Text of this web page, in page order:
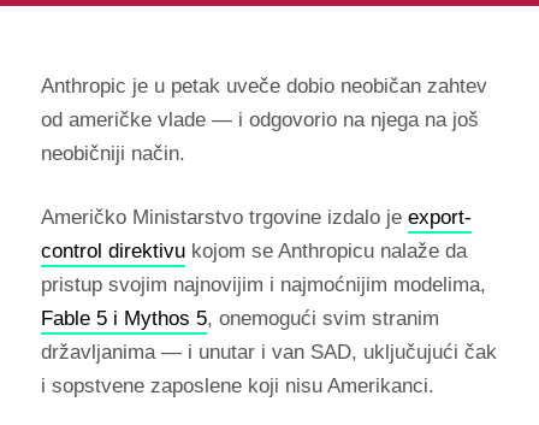
Anthropic je u petak uveče dobio neobičan zahtev
od američke vlade — i odgovorio na njega na još
neobičniji način.
Američko Ministarstvo trgovine izdalo je export-
control direktivukojom se Anthropicu nalaže da
pristup svojim najnovijim i najmoćnijim modelima,
Fable 5 i Mythos 5, onemogući svim stranim
državljanima — i unutar i van SAD, uključujući čak
i sopstvene zaposlene koji nisu Amerikanci.